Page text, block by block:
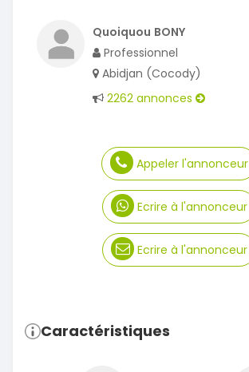
Quoiquou BONY
Professionnel
Abidjan (Cocody)
2262 annonces
Appeler l'annonceur
Ecrire à l'annonceur
Ecrire à l'annonceur
Caractéristiques